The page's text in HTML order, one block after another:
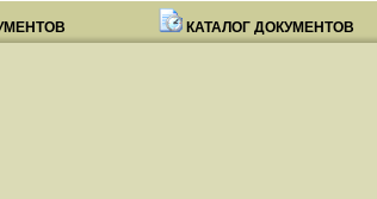
КАТАЛОГ ДОКУМЕНТОВ